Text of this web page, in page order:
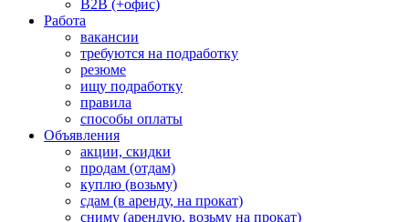
B2B (+офис)
Работа
вакансии
требуются на подработку
резюме
ищу подработку
правила
способы оплаты
Объявления
акции, скидки
продам (отдам)
куплю (возьму)
сдам (в аренду, на прокат)
сниму (арендую, возьму на прокат)